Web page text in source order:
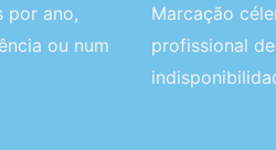
por ano,
ou num
Marcação
profissional